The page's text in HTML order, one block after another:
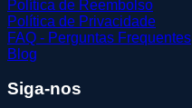
Política de Reembolso
Política de Privacidade
FAQ - Perguntas Frequentes
Blog
Siga-nos